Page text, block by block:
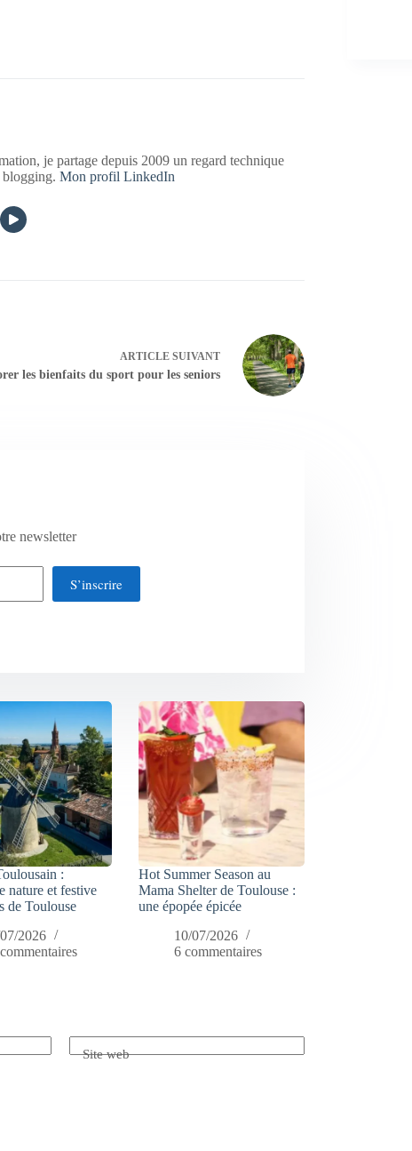
je partage depuis 2009 un regard technique
blogging.Mon profil LinkedIn
ARTICLESUIVANT
les bienfaits du sport pour les seniors
newsletter
S’inscrire
:
nature et festive
de Toulouse
2026
Hot Summer Season au
Mama Shelter de Toulouse :
une épopée épicée
10/07/2026
6 commentaires
Site web